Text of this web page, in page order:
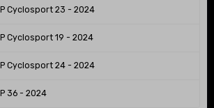
Cyclosport 23 - 2024
Cyclosport 19 - 2024
Cyclosport 24 - 2024
36 - 2024